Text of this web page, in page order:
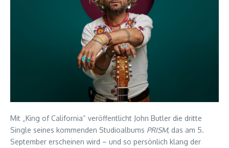
Mit „King of California“ veröffentlicht John Butler die dritte
Single seines kommenden Studioalbums PRISM, das am 5.
September erscheinen wird – und so persönlich klang der